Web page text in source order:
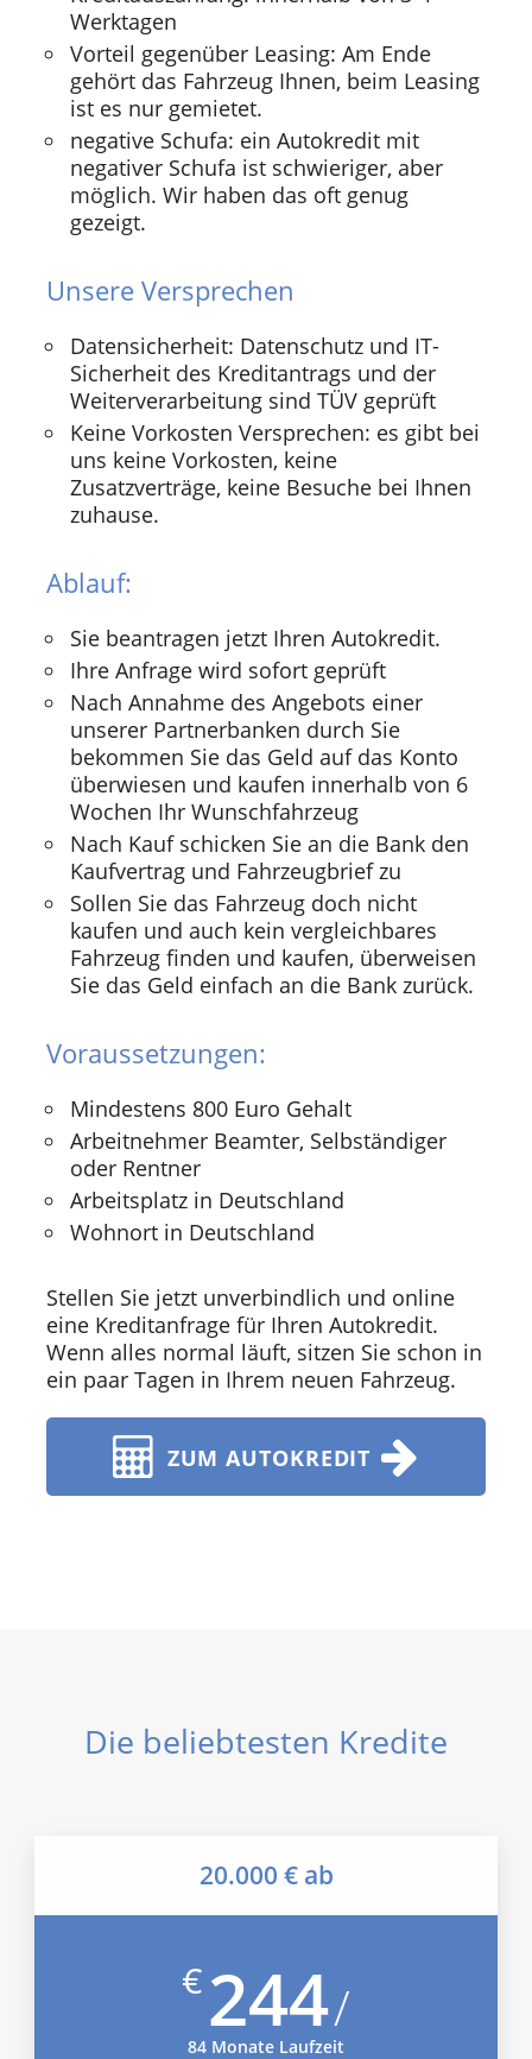
Werktagen
Vorteil gegenüber Leasing: Am Ende
gehört das Fahrzeug Ihnen, beim Leasing
ist es nur gemietet.
negative Schufa: ein Autokredit mit
negativer Schufa ist schwieriger, aber
möglich. Wir haben das oft genug
gezeigt.
Unsere Versprechen
Datensicherheit: Datenschutz und IT-
Sicherheit des Kreditantrags und der
Weiterverarbeitung sind TÜV geprüft
Keine Vorkosten Versprechen: es gibt bei
uns keine Vorkosten, keine
Zusatzverträge, keine Besuche bei Ihnen
zuhause.
Ablauf:
Sie beantragen jetzt Ihren Autokredit.
Ihre Anfrage wird sofort geprüft
Nach Annahme des Angebots einer
unserer Partnerbanken durch Sie
bekommen Sie das Geld auf das Konto
überwiesen und kaufen innerhalb von 6
Wochen Ihr Wunschfahrzeug
Nach Kauf schicken Sie an die Bank den
Kaufvertrag und Fahrzeugbrief zu
Sollen Sie das Fahrzeug doch nicht
kaufen und auch kein vergleichbares
Fahrzeug finden und kaufen, überweisen
Sie das Geld einfach an die Bank zurück.
Voraussetzungen:
Mindestens 800 Euro Gehalt
Arbeitnehmer Beamter, Selbständiger
oder Rentner
Arbeitsplatz in Deutschland
Wohnort in Deutschland
Stellen Sie jetzt unverbindlich und online
eine Kreditanfrage für Ihren Autokredit.
Wenn alles normal läuft, sitzen Sie schon in
ein paar Tagen in Ihrem neuen Fahrzeug.
ZUM AUTOKREDIT
Die beliebtesten Kredite
20.000 € ab
€244/
84 Monate Laufzeit